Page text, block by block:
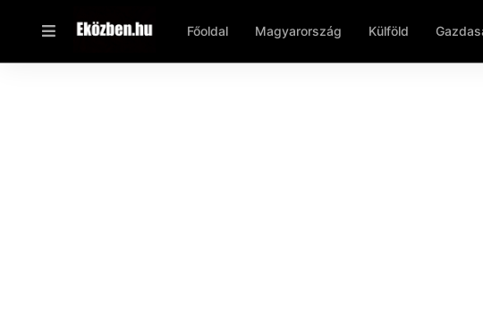
Főoldal Magyarország Külföld